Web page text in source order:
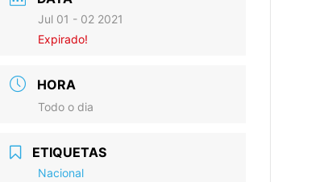
Jul 01 - 02 2021
Expirado!
HORA
Todo o dia
ETIQUETAS
Nacional